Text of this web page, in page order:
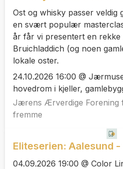
Ost og whisky passer veldig
en svært populær
år får vi presentert en
Bruichladdich (og noen
lokale oster.
24.10.2026 16:00 @
hovedrom i kjeller,
Jærens Ærverdige Forening
fremme
Eliteserien: Aalesund
04.09.2026 19:00 @ Color